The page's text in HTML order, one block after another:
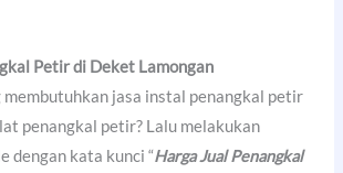
Petir di Deket Lamongan
membutuhkan jasa instal penangkal petir
penangkal petir? Lalu melakukan
dengan kata kunci “Harga Jual Penangkal